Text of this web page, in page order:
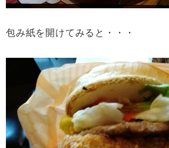
包み紙を開けてみると・・・